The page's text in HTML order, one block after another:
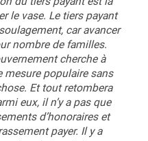
le vase. Le tiers payant
car avancer
nombre de familles.
cherche à
mesure populaire sans
Et tout retombera
eux, il n’y a pas que
d’honoraires et
payer. Il y a